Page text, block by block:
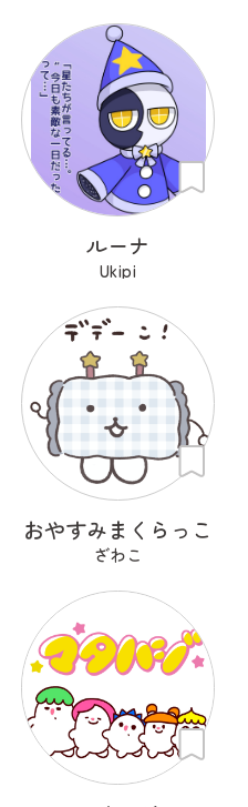
ルーナ
Ukipi
おやすみまくらっこ
ざわこ